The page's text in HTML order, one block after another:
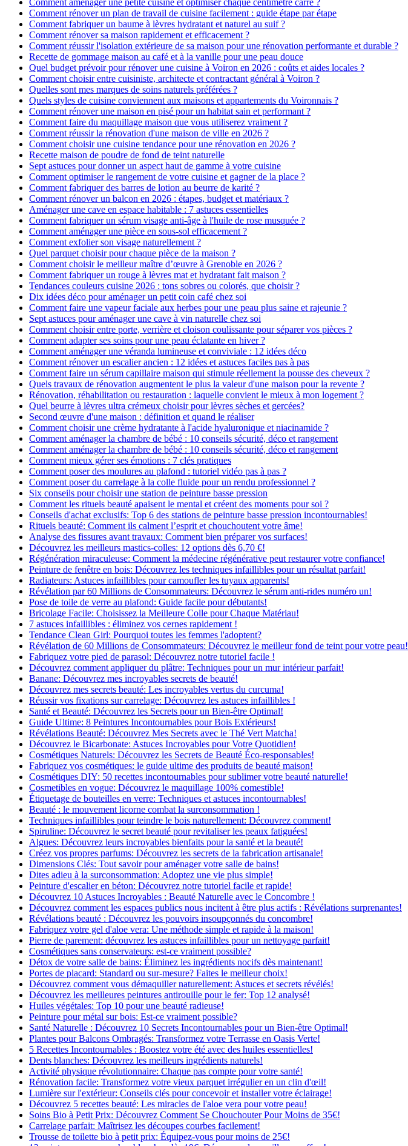
Comment rénover un plan de travail de cuisine facilement : guide étape par étape
Comment fabriquer un baume à lèvres hydratant et naturel au suif ?
Comment rénover sa maison rapidement et efficacement ?
Comment réussir l'isolation extérieure de sa maison pour une rénovation performante et durable ?
Recette de gommage maison au café et à la vanille pour une peau douce
Quel budget prévoir pour rénover une cuisine à Voiron en 2026 : coûts et aides locales ?
Comment choisir entre cuisiniste, architecte et contractant général à Voiron ?
Quelles sont mes marques de soins naturels préférées ?
Quels styles de cuisine conviennent aux maisons et appartements du Voironnais ?
Comment rénover une maison en pisé pour un habitat sain et performant ?
Comment faire du maquillage maison que vous utiliserez vraiment ?
Comment réussir la rénovation d'une maison de ville en 2026 ?
Comment choisir une cuisine tendance pour une rénovation en 2026 ?
Recette maison de poudre de fond de teint naturelle
Sept astuces pour donner un aspect haut de gamme à votre cuisine
Comment optimiser le rangement de votre cuisine et gagner de la place ?
Comment fabriquer des barres de lotion au beurre de karité ?
Comment rénover un balcon en 2026 : étapes, budget et matériaux ?
Aménager une cave en espace habitable : 7 astuces essentielles
Comment fabriquer un sérum visage anti-âge à l'huile de rose musquée ?
Comment aménager une pièce en sous-sol efficacement ?
Comment exfolier son visage naturellement ?
Quel parquet choisir pour chaque pièce de la maison ?
Comment choisir le meilleur maître d’œuvre à Grenoble en 2026 ?
Comment fabriquer un rouge à lèvres mat et hydratant fait maison ?
Tendances couleurs cuisine 2026 : tons sobres ou colorés, que choisir ?
Dix idées déco pour aménager un petit coin café chez soi
Comment faire une vapeur faciale aux herbes pour une peau plus saine et rajeunie ?
Sept astuces pour aménager une cave à vin naturelle chez soi
Comment choisir entre porte, verrière et cloison coulissante pour séparer vos pièces ?
Comment adapter ses soins pour une peau éclatante en hiver ?
Comment aménager une véranda lumineuse et conviviale : 12 idées déco
Comment rénover un escalier ancien : 12 idées et astuces faciles pas à pas
Comment faire un sérum capillaire maison qui stimule réellement la pousse des cheveux ?
Quels travaux de rénovation augmentent le plus la valeur d'une maison pour la revente ?
Rénovation, réhabilitation ou restauration : laquelle convient le mieux à mon logement ?
Quel beurre à lèvres ultra crémeux choisir pour lèvres sèches et gercées?
Second œuvre d'une maison : définition et quand le réaliser
Comment choisir une crème hydratante à l'acide hyaluronique et niacinamide ?
Comment aménager la chambre de bébé : 10 conseils sécurité, déco et rangement
Comment aménager la chambre de bébé : 10 conseils sécurité, déco et rangement
Comment mieux gérer ses émotions : 7 clés pratiques
Comment poser des moulures au plafond : tutoriel vidéo pas à pas ?
Comment poser du carrelage à la colle fluide pour un rendu professionnel ?
Six conseils pour choisir une station de peinture basse pression
Comment les rituels beauté apaisent le mental et créent des moments pour soi ?
Conseils d'achat exclusifs: Top 6 des stations de peinture basse pression incontournables!
Rituels beauté: Comment ils calment l’esprit et chouchoutent votre âme!
Analyse des fissures avant travaux: Comment bien préparer vos surfaces!
Découvrez les meilleurs mastics-colles: 12 options dès 6,70 €!
Régénération miraculeuse: Comment la médecine régénérative peut restaurer votre confiance!
Peinture de fenêtre en bois: Découvrez les techniques infaillibles pour un résultat parfait!
Radiateurs: Astuces infaillibles pour camoufler les tuyaux apparents!
Révélation par 60 Millions de Consommateurs: Découvrez le sérum anti-rides numéro un!
Pose de toile de verre au plafond: Guide facile pour débutants!
Bricolage Facile: Choisissez la Meilleure Colle pour Chaque Matériau!
7 astuces infaillibles : éliminez vos cernes rapidement !
Tendance Clean Girl: Pourquoi toutes les femmes l'adoptent?
Révélation de 60 Millions de Consommateurs: Découvrez le meilleur fond de teint pour votre peau!
Fabriquez votre pied de parasol: Découvrez notre tutoriel facile !
Découvrez comment appliquer du plâtre: Techniques pour un mur intérieur parfait!
Banane: Découvrez mes incroyables secrets de beauté!
Découvrez mes secrets beauté: Les incroyables vertus du curcuma!
Réussir vos fixations sur carrelage: Découvrez les astuces infaillibles !
Santé et Beauté: Découvrez les Secrets pour un Bien-être Optimal!
Guide Ultime: 8 Peintures Incontournables pour Bois Extérieurs!
Révélations Beauté: Découvrez Mes Secrets avec le Thé Vert Matcha!
Découvrez le Bicarbonate: Astuces Incroyables pour Votre Quotidien!
Cosmétiques Naturels: Découvrez les Secrets de Beauté Éco-responsables!
Fabriquez vos cosmétiques: le guide ultime des produits de beauté maison!
Cosmétiques DIY: 50 recettes incontournables pour sublimer votre beauté naturelle!
Cosmetibles en vogue: Découvrez le maquillage 100% comestible!
Étiquetage de bouteilles en verre: Techniques et astuces incontournables!
Beauté : le mouvement licorne combat la surconsommation !
Techniques infaillibles pour teindre le bois naturellement: Découvrez comment!
Spiruline: Découvrez le secret beauté pour revitaliser les peaux fatiguées!
Algues: Découvrez leurs incroyables bienfaits pour la santé et la beauté!
Créez vos propres parfums: Découvrez les secrets de la fabrication artisanale!
Dimensions Clés: Tout savoir pour aménager votre salle de bains!
Dites adieu à la surconsommation: Adoptez une vie plus simple!
Peinture d'escalier en béton: Découvrez notre tutoriel facile et rapide!
Découvrez 10 Astuces Incroyables : Beauté Naturelle avec le Concombre !
Découvrez comment les espaces publics nous incitent à être plus actifs : Révélations surprenantes!
Révélations beauté : Découvrez les pouvoirs insoupçonnés du concombre!
Fabriquez votre gel d'aloe vera: Une méthode simple et rapide à la maison!
Pierre de parement: découvrez les astuces infaillibles pour un nettoyage parfait!
Cosmétiques sans conservateurs: est-ce vraiment possible?
Détox de votre salle de bains: Éliminez les ingrédients nocifs dès maintenant!
Portes de placard: Standard ou sur-mesure? Faites le meilleur choix!
Découvrez comment vous démaquiller naturellement: Astuces et secrets révélés!
Découvrez les meilleures peintures antirouille pour le fer: Top 12 analysé!
Huiles végétales: Top 10 pour une beauté radieuse!
Peinture pour métal sur bois: Est-ce vraiment possible?
Santé Naturelle : Découvrez 10 Secrets Incontournables pour un Bien-être Optimal!
Plantes pour Balcons Ombragés: Transformez votre Terrasse en Oasis Verte!
5 Recettes Incontournables : Boostez votre été avec des huiles essentielles!
Dents blanches: Découvrez les meilleurs ingrédients naturels!
Activité physique révolutionnaire: Chaque pas compte pour votre santé!
Rénovation facile: Transformez votre vieux parquet irrégulier en un clin d'œil!
Lumière sur l'extérieur: Conseils clés pour concevoir et installer votre éclairage!
Découvrez 5 recettes beauté: Les miracles de l'aloe vera pour votre peau!
Soins Bio à Petit Prix: Découvrez Comment Se Chouchouter Pour Moins de 35€!
Carrelage parfait: Maîtrisez les découpes courbes facilement!
Trousse de toilette bio à petit prix: Équipez-vous pour moins de 25€!